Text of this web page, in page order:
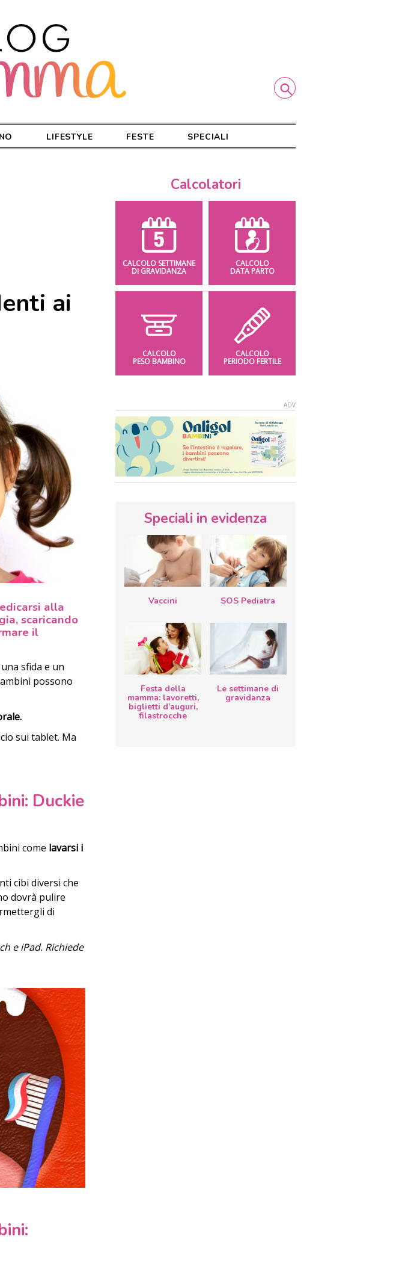
LIFESTYLE FESTE SPECIALI
ai
alla
scaricando
il
sfida e un
possono
sui tablet. Ma
Duckie
come lavarsi i
cibi diversi che
dovrà pulire
di
e iPad. Richiede
Calcolatori
CALCOLO SETTIMANE
DI GRAVIDANZA
CALCOLO
DATA PARTO
CALCOLO
PESO BAMBINO
CALCOLO
PERIODO FERTILE
Speciali in evidenza
Vaccini SOS Pediatra
Festa della
mamma: lavoretti,
biglietti d’auguri,
filastrocche
Le settimane di
gravidanza